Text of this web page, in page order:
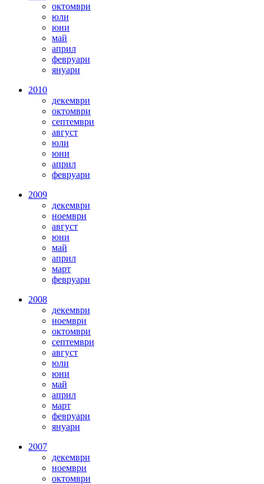
октомври
юли
юни
май
април
февруари
януари
2010
декември
октомври
септември
август
юли
юни
април
февруари
2009
декември
ноември
август
юни
май
април
март
февруари
2008
декември
ноември
октомври
септември
август
юли
юни
май
април
март
февруари
януари
2007
декември
ноември
октомври